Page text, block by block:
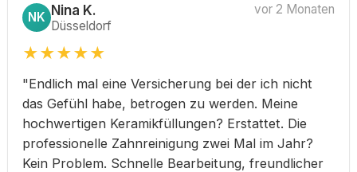
NK Nina K.
Düsseldorf
vor 2 Monaten
★★★★★
"Endlich mal eine Versicherung bei der ich nicht
das Gefühl habe, betrogen zu werden. Meine
hochwertigen Keramikfüllungen? Erstattet. Die
professionelle Zahnreinigung zwei Mal im Jahr?
Kein Problem. Schnelle Bearbeitung, freundlicher